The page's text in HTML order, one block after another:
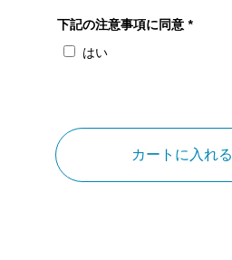
下記の注意事項に同意 *
はい
府
開
カートに入れる